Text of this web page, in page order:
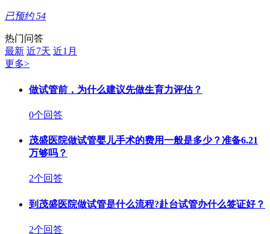
已预约 54
热门问答
最新 近7天 近1月
更多>
做试管前，为什么建议先做生育力评估？
0个回答
茂盛医院做试管婴儿手术的费用一般是多少？准备6.21
万够吗？
2个回答
到茂盛医院做试管是什么流程?赴台试管办什么签证好？
2个回答